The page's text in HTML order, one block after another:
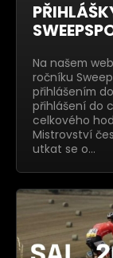
Na našem
ročníku
přihlášením
přihlášení do
celkového
Mistrovství
utkat se o…